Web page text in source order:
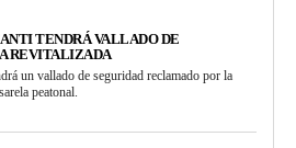
TENDRÁ VALLADO DE
REVITALIZADA
un vallado de seguridad reclamado por la
peatonal.